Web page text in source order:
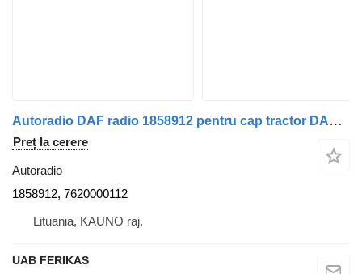
Autoradio DAF radio 1858912 pentru cap tractor DAF XF 106
Preț la cerere
Autoradio
1858912, 7620000112
Lituania, KAUNO raj.
UAB FERIKAS